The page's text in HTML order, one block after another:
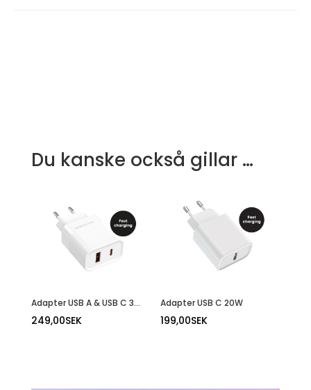
Du kanske också gillar …
Adapter USB A & USB C 30W
249,00SEK
Adapter USB C 20W
199,00SEK